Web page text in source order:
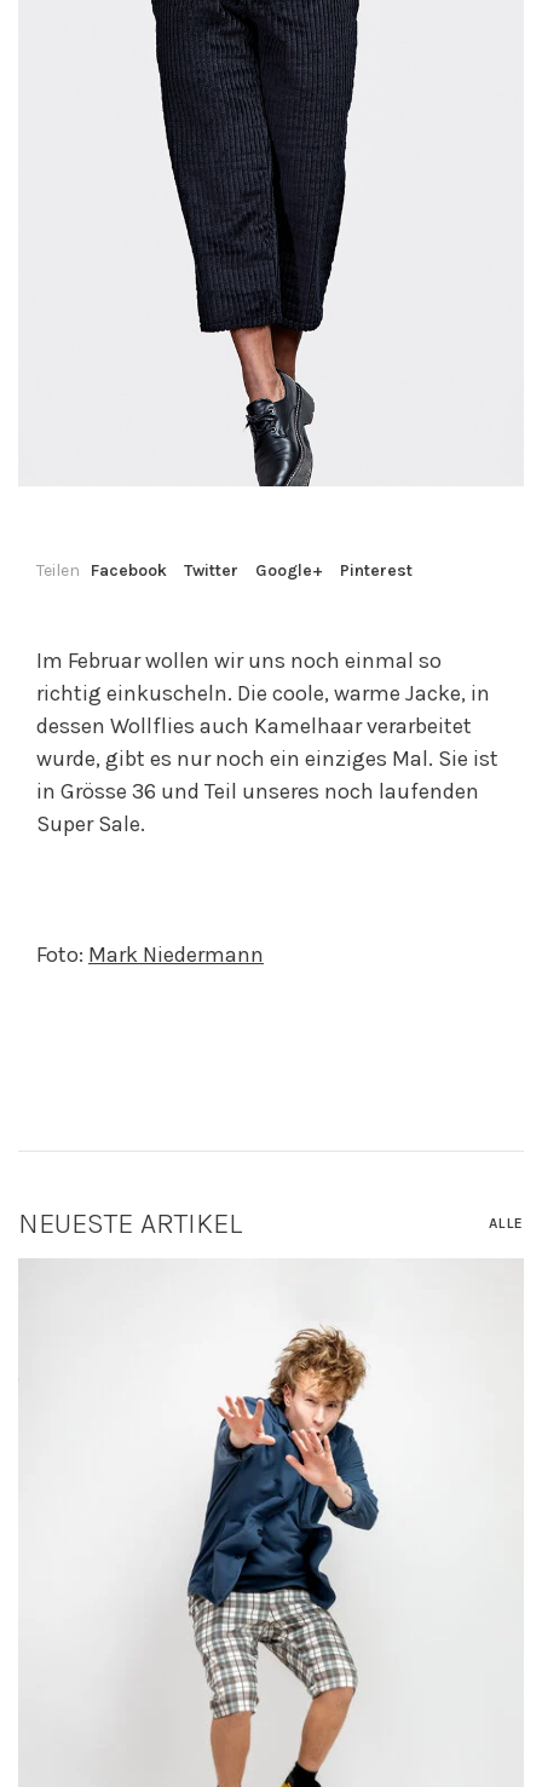
Teilen Facebook Twitter Google+ Pinterest
Im Februar wollen wir uns noch einmal so
richtig einkuscheln. Die coole, warme Jacke, in
dessen Wollflies auch Kamelhaar verarbeitet
wurde, gibt es nur noch ein einziges Mal. Sie ist
in Grösse 36 und Teil unseres noch laufenden
Super Sale.
Foto: Mark Niedermann
NEUESTE ARTIKEL ALLE